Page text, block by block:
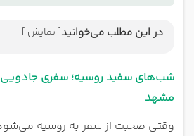
در این مطلب می‌خوانید[ نمایش ]
مشهد
شب‌های سفید روسیه؛ سفری جادویی
مشهد
وقتی صحبت از سفر به روسیه